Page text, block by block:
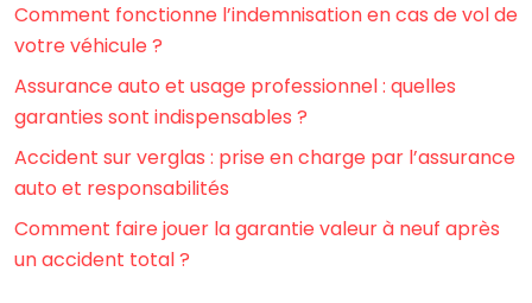
Comment fonctionne l’indemnisation en cas de vol de
votre véhicule ?
Assurance auto et usage professionnel : quelles
garanties sont indispensables ?
Accident sur verglas : prise en charge par l’assurance
auto et responsabilités
Comment faire jouer la garantie valeur à neuf après
un accident total ?